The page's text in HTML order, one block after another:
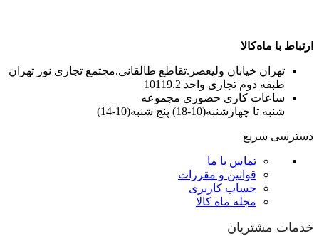
ارتباط با ماه‌کالا
تهران خیابان ولیعصر.تقاطع طالقانی.مجتمع تجاری نور تهران
طبقه دوم تجاری واحد 10119.2
ساعات کاری حضوری مجموعه
شنبه تا چهارشنبه(10-18) پنج شنبه(10-14)
دسترسی سریع
تماس با ما
قوانین و مقررات
حساب کاربری
مجله ماه کالا
خدمات مشتریان